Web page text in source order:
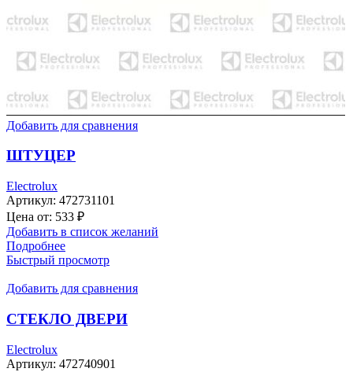
Добавить для сравнения
ШТУЦЕР
Electrolux
Артикул: 472731101
Цена от: 533 ₽
Добавить в список желаний
Подробнее
Быстрый просмотр
Добавить для сравнения
СТЕКЛО ДВЕРИ
Electrolux
Артикул: 472740901